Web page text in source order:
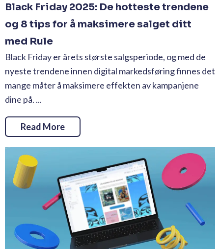
Black Friday 2025: De hotteste trendene
og 8 tips for å maksimere salget ditt
med Rule
Black Friday er årets største salgsperiode, og med de
nyeste trendene innen digital markedsføring finnes det
mange måter å maksimere effekten av kampanjene
dine på. ...
Read More